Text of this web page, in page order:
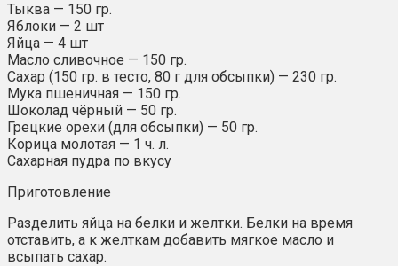
Тыква — 150 гр.
Яблоки — 2 шт
Яйца — 4 шт
Масло сливочное — 150 гр.
Сахар (150 гр. в тесто, 80 г для обсыпки) — 230 гр.
Мука пшеничная — 150 гр.
Шоколад чёрный — 50 гр.
Грецкие орехи (для обсыпки) — 50 гр.
Корица молотая — 1 ч. л.
Сахарная пудра по вкусу
Приготовление
Разделить яйца на белки и желтки. Белки на время
отставить, а к желткам добавить мягкое масло и
всыпать сахар.